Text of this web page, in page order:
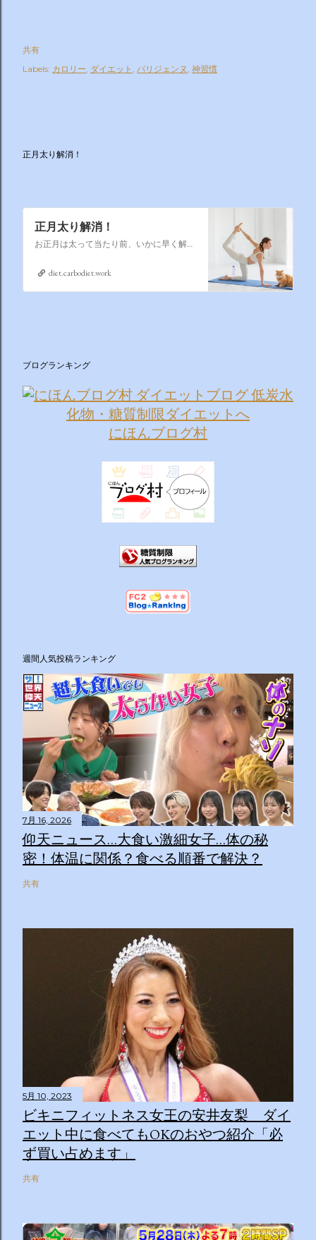
共有
Labels: カロリー ダイエット パリジェンヌ 神習慣
正月太り解消！
正月太り解消！
お正月は太って当たり前、いかに早く解消するかそれが課題なのです
diet.carbodiet.work
ブログランキング
にほんブログ村
週間人気投稿ランキング
7月 16, 2026
仰天ニュース…大食い激細女子…体の秘
密！体温に関係？食べる順番で解決？
共有
5月 10, 2023
ビキニフィットネス女王の安井友梨 ダイ
エット中に食べてもOKのおやつ紹介「必
ず買い占めます」
共有